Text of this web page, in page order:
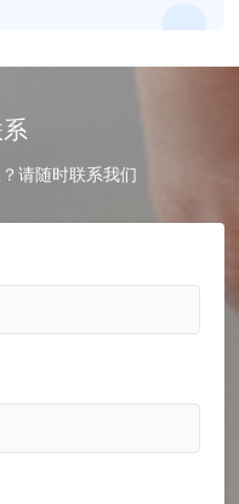
请随时联系我们